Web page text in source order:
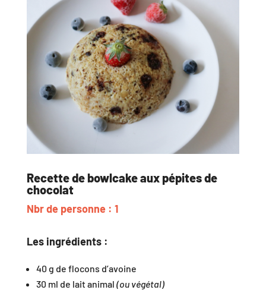
Recette de bowlcake aux pépites de
chocolat
Nbr de personne : 1
Les ingrédients :
40 g de flocons d’avoine
30 ml de lait animal (ou végétal)